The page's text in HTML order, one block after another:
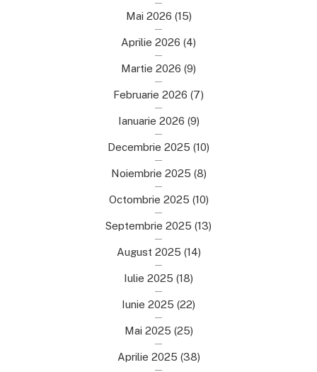
Mai 2026 (15)
Aprilie 2026 (4)
Martie 2026 (9)
Februarie 2026 (7)
Ianuarie 2026 (9)
Decembrie 2025 (10)
Noiembrie 2025 (8)
Octombrie 2025 (10)
Septembrie 2025 (13)
August 2025 (14)
Iulie 2025 (18)
Iunie 2025 (22)
Mai 2025 (25)
Aprilie 2025 (38)